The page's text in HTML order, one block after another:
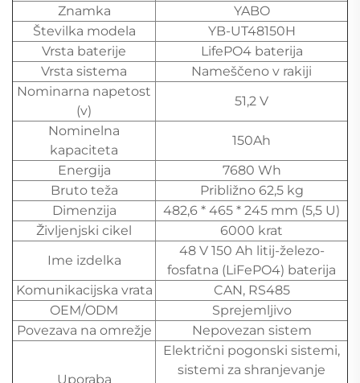
Znamka
YABO
Številka modela
YB-UT48150H
Vrsta baterije
LifePO4 baterija
Vrsta sistema
Nameščeno v rakiji
Nominarna napetost
(v)
51,2 V
Nominelna
kapaciteta
150Ah
Energija
7680 Wh
Bruto teža
Približno 62,5 kg
Dimenzija
482,6 * 465 * 245 mm (5,5 U)
Življenjski cikel
6000 krat
Ime izdelka
48 V 150 Ah litij-železo-
fosfatna (LiFePO4) baterija
Komunikacijska vrata
CAN, RS485
OEM/ODM
Sprejemljivo
Povezava na omrežje
Nepovezan sistem
Uporaba
Električni pogonski sistemi,
sistemi za shranjevanje